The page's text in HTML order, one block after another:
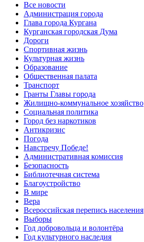
Все новости
Администрация города
Глава города Кургана
Курганская городская Дума
Дороги
Спортивная жизнь
Культурная жизнь
Образование
Общественная палата
Транспорт
Гранты Главы города
Жилищно-коммунальное хозяйство
Социальная политика
Город без наркотиков
Антикризис
Погода
Навстречу Победе!
Административная комиссия
Безопасность
Библиотечная система
Благоустройство
В мире
Вера
Всероссийская перепись населения
Выборы
Год добровольца и волонтёра
Год культурного наследия